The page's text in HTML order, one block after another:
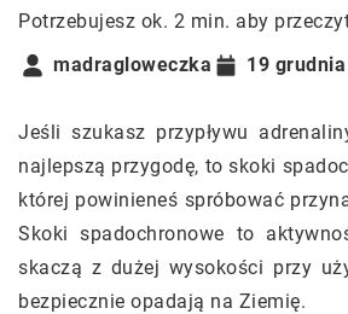
Potrzebujesz ok. 2 min. aby
madragloweczka
19
Jeśli szukasz przypływu
najlepszą przygodę, to skoki
której powinieneś spróbować
Skoki spadochronowe to
skaczą z dużej wysokości przy
bezpiecznie opadają na Ziemię.